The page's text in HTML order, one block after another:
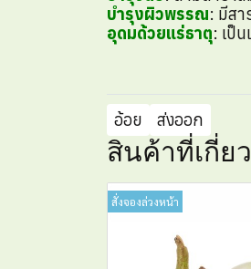
บำรุงผิวพรรณ: มีส
อุดมด้วยแร่ธาตุ: เป็
อ้อย ส่งออก
สินค้าที่เกี่ย
สั่งจองล่วงหน้า